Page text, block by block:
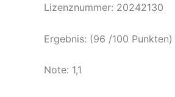
Lizenznummer: 20242130
Ergebnis: (96 /100 Punkten)
Note: 1,1